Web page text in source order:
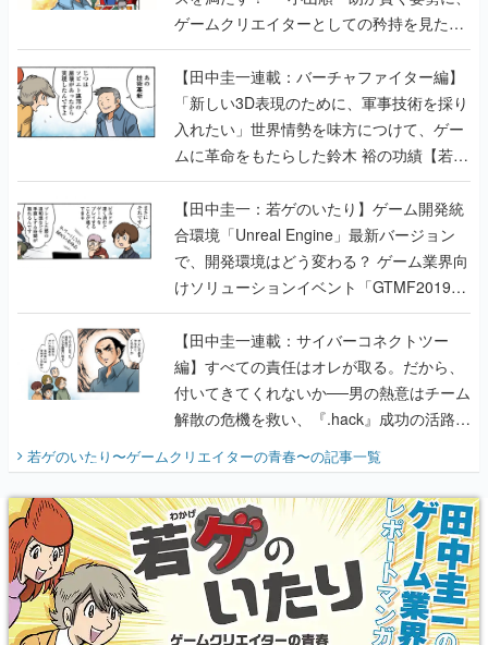
ゲームクリエイターとしての矜持を見た
【若ゲのいたり最終回】
【田中圭一連載：バーチャファイター編】
「新しい3D表現のために、軍事技術を採り
入れたい」世界情勢を味方につけて、ゲー
ムに革命をもたらした鈴木 裕の功績【若ゲ
のいたり】
【田中圭一：若ゲのいたり】ゲーム開発統
合環境「Unreal Engine」最新バージョン
で、開発環境はどう変わる？ ゲーム業界向
けソリューションイベント「GTMF2019」
に行って、より理解を深めよう【PR】
【田中圭一連載：サイバーコネクトツー
編】すべての責任はオレが取る。だから、
付いてきてくれないか──男の熱意はチーム
解散の危機を救い、『.hack』成功の活路を
『少年ジャンプ』色だった【若ゲのいた
り】
若ゲのいたり〜ゲームクリエイターの青春〜の記事一覧